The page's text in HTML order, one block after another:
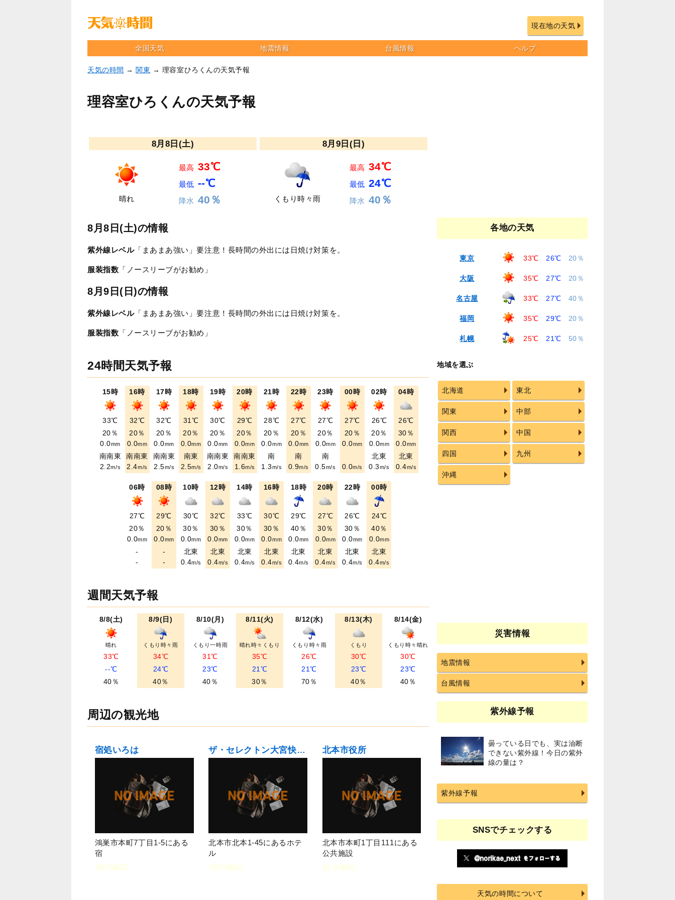
現在地の天気
全国天気 地震情報 台風情報 ヘルプ
天気の時間 → 関東 → 理容室ひろくんの天気予報
理容室ひろくんの天気予報
8月8日(土)
晴れ
最高 33℃
最低 --℃
降水 40％
8月9日(日)
くもり時々雨
最高 34℃
最低 24℃
降水 40％
8月8日(土)の情報
紫外線レベル「まあまあ強い」要注意！長時間の外出には日焼け対策を。
服装指数 「ノースリーブがお勧め」
8月9日(日)の情報
紫外線レベル「まあまあ強い」要注意！長時間の外出には日焼け対策を。
服装指数 「ノースリーブがお勧め」
24時間天気予報
15時
33℃
20％
0.0mm
南南東
2.2m/s
16時
32℃
20％
0.0mm
南南東
2.4m/s
17時
32℃
20％
0.0mm
南南東
2.5m/s
18時
31℃
20％
0.0mm
南東
2.5m/s
19時
30℃
20％
0.0mm
南南東
2.0m/s
20時
29℃
20％
0.0mm
南南東
1.6m/s
21時
28℃
20％
0.0mm
南
1.3m/s
22時
27℃
20％
0.0mm
南
0.9m/s
23時
27℃
20％
0.0mm
南
0.5m/s
00時
27℃
20％
0.0mm
0.0m/s
02時
26℃
20％
0.0mm
北東
0.3m/s
04時
26℃
30％
0.0mm
北東
0.4m/s
06時
27℃
20％
0.0mm
-
-
08時
29℃
20％
0.0mm
-
-
10時
30℃
30％
0.0mm
北東
0.4m/s
12時
32℃
30％
0.0mm
北東
0.4m/s
14時
33℃
30％
0.0mm
北東
0.4m/s
16時
30℃
30％
0.0mm
北東
0.4m/s
18時
29℃
40％
0.0mm
北東
0.4m/s
20時
27℃
30％
0.0mm
北東
0.4m/s
22時
26℃
30％
0.0mm
北東
0.4m/s
00時
24℃
40％
0.0mm
北東
0.4m/s
週間天気予報
8/8(土)
晴れ
33℃
--℃
40％
8/9(日)
くもり時々雨
34℃
24℃
40％
8/10(月)
くもり一時雨
31℃
23℃
40％
8/11(火)
晴れ時々くもり
35℃
21℃
30％
8/12(水)
くもり時々雨
26℃
21℃
70％
8/13(木)
くもり
30℃
23℃
40％
8/14(金)
くもり時々晴れ
30℃
23℃
40％
周辺の観光地
宿処いろは
鴻巣市本町7丁目1-5にある
宿
[宿泊施設]
ザ・セレクトン大宮快速・北本駅前
北本市北本1-45にあるホテ
ル
[宿泊施設]
北本市役所
北本市本町1丁目111にある
公共施設
[公共施設]
各地の天気
東京 33℃ 26℃ 20％
大阪 35℃ 27℃ 20％
名古屋 33℃ 27℃ 40％
福岡 35℃ 29℃ 20％
札幌 25℃ 21℃ 50％
地域を選ぶ
北海道 東北
関東 中部
関西 中国
四国 九州
沖縄
災害情報
地震情報
台風情報
紫外線予報
曇っている日でも、実は油断
できない紫外線！今日の紫外
線の量は？
紫外線予報
SNSでチェックする
天気の時間について